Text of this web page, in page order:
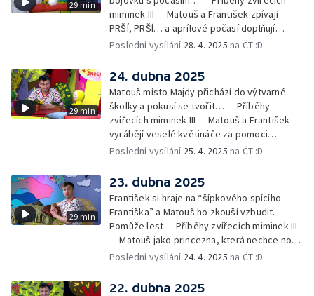
29 min
miminek III — Matouš a František zpívají
PRŠÍ, PRŠÍ… a aprílové počasí doplňují
deštěm… — Cvoček astronautem —
Poslední vysílání 28. 4. 2025 na ČT :D
29 min
24. dubna 2025
Matouš místo Majdy přichází do výtvarné
školky a pokusí se tvořit… — Příběhy
zvířecích miminek III — Matouš a František
vyrábějí veselé květináče za pomoci
skořápek z velikonočních vajíček… —
obrázky + rozloučení
Poslední vysílání 25. 4. 2025 na ČT :D
29 min
23. dubna 2025
František si hraje na “šípkového spícího
Františka” a Matouš ho zkouší vzbudit.
Pomůže lest — Příběhy zvířecích miminek III
— Matouš jako princezna, která nechce nosit
brýle… — Cvoček astronautem — Nestyďte
Poslední vysílání 24. 4. 2025 na ČT :D
22. dubna 2025